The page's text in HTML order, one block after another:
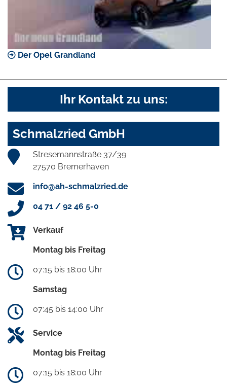
Der Opel Grandland
Ihr Kontakt zu uns:
Schmalzried GmbH
Stresemannstraße 37/39
27570 Bremerhaven
info@ah-schmalzried.de
04 71 / 92 46 5-0
Verkauf
Montag bis Freitag
07:15 bis 18:00 Uhr
Samstag
07:45 bis 14:00 Uhr
Service
Montag bis Freitag
07:15 bis 18:00 Uhr